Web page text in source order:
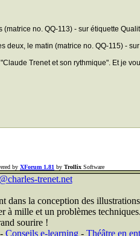
no. QQ-113) - sur étiquette
deux, le matin (matrice no. QQ-115) -
Trenet et son rythmique". Et je
by XForum 1.81 by Trollix Software
trenet.net
la conception des illustrations
mille et un problèmes
sourire !
Conseils e-learning- Théâtre en